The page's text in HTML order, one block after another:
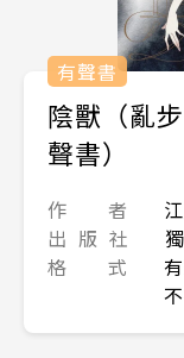
有聲書
陰獸（亂
聲書）
作 者
出 版 社
格 式